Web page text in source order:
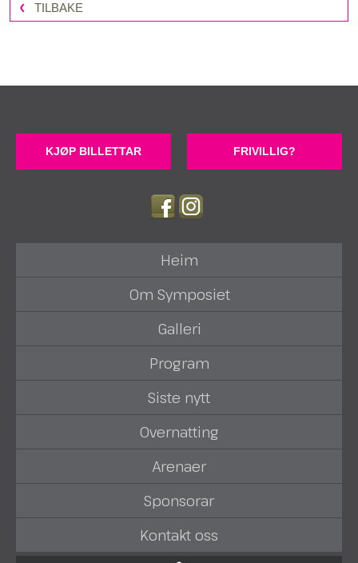
TILBAKE
KJØP BILLETTAR FRIVILLIG?
Heim
Om Symposiet
Galleri
Program
Siste nytt
Overnatting
Arenaer
Sponsorar
Kontakt oss